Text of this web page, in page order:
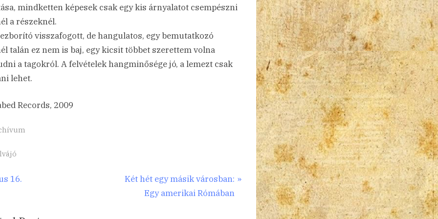
mindketten képesek csak egy kis árnyalatot csempészni
a részeknél.
visszafogott, de hangulatos, egy bemutatkozó
talán ez nem is baj, egy kicsit többet szerettem volna
a tagokról. A felvételek hangminősége jó, a lemezt csak
lehet.
Records, 2009
16.
N
Két hét egy másik városban:
Egy amerikai Rómában